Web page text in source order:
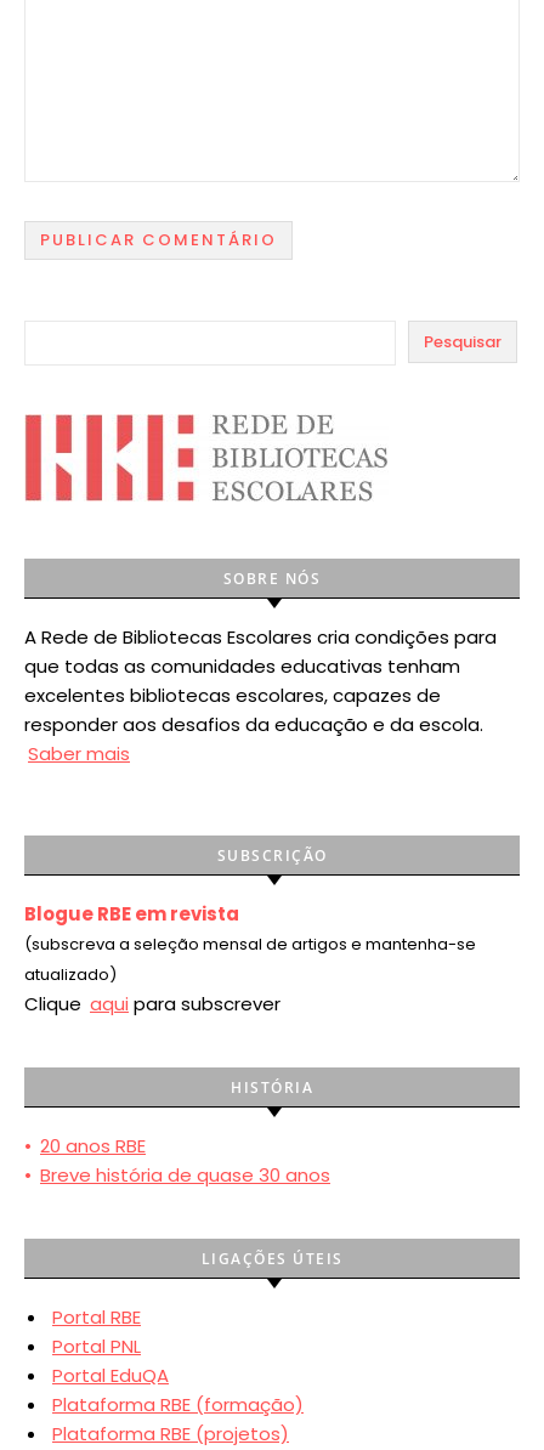
Pesquisar
SOBRE NÓS
A Rede de Bibliotecas Escolares cria condições para
que todas as comunidades educativas tenham
excelentes bibliotecas escolares, capazes de
responder aos desafios da educação e da escola.
Saber mais
SUBSCRIÇÃO
Blogue RBE em revista
(subscreva a seleção mensal de artigos e mantenha-se
atualizado)
Clique aqui para subscrever
HISTÓRIA
• 20 anos RBE
• Breve história de quase 30 anos
LIGAÇÕES ÚTEIS
Portal RBE
Portal PNL
Portal EduQA
Plataforma RBE (formação)
Plataforma RBE (projetos)